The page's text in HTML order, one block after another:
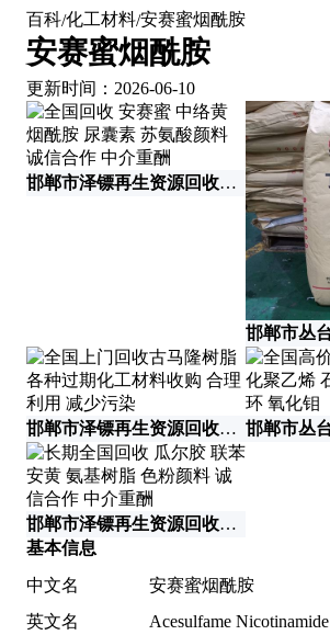
百科/化工材料/安赛蜜烟酰胺
安赛蜜烟酰胺
更新时间：2026-06-10
邯郸市泽镖再生资源回收有限公司
邯郸市泽镖再生资源回收有限公司
邯郸市泽镖再生资源回收有限公司
基本信息
中文名
安赛蜜烟酰胺
英文名
Acesulfame Nicotinamide